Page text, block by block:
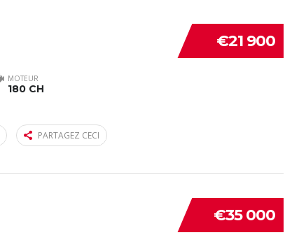
€21 900
MOTEUR
180 CH
PARTAGEZ CECI
€35 000